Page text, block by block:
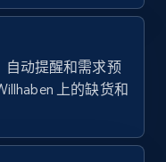
Currency, Initial
and more.
自动提醒和需求预
上的缺货和